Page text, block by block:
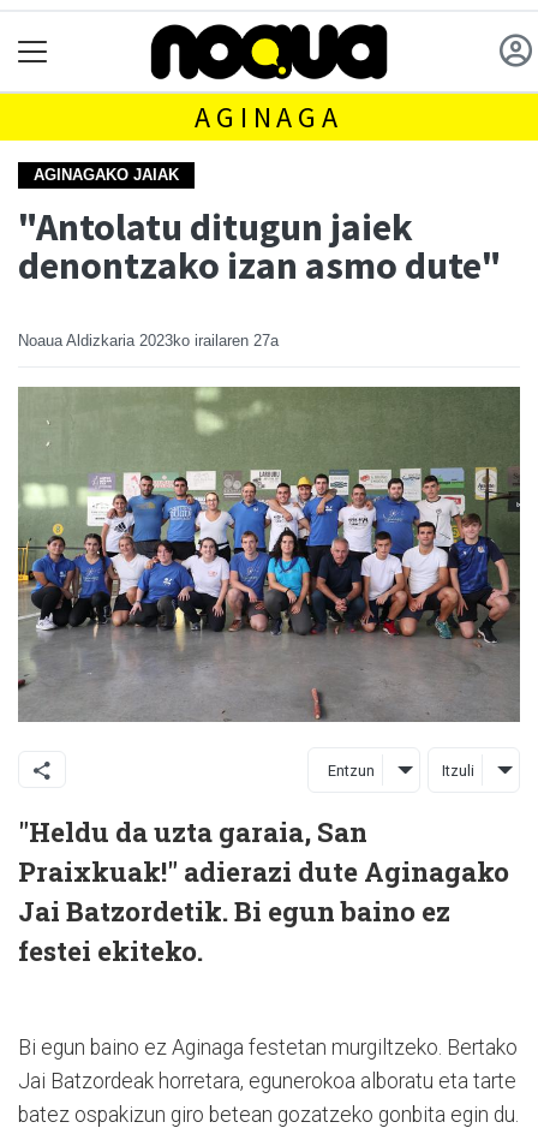
AGINAGA
AGINAGAKO JAIAK
"Antolatu ditugun jaiek
denontzako izan asmo dute"
Noaua Aldizkaria 2023ko irailaren 27a
Entzun Itzuli
"Heldu da uzta garaia, San
Praixkuak!" adierazi dute Aginagako
Jai Batzordetik. Bi egun baino ez
festei ekiteko.
Bi egun baino ez Aginaga festetan murgiltzeko. Bertako
Jai Batzordeak horretara, egunerokoa alboratu eta tarte
batez ospakizun giro betean gozatzeko gonbita egin du.